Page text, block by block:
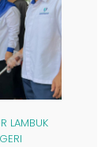
LAMBUK